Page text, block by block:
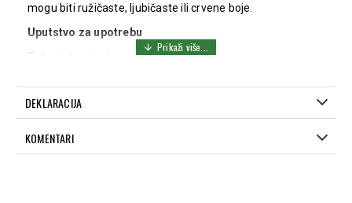
mogu biti ružičaste, ljubičaste ili crvene boje.
Uputstvo za upotrebu
mekim peškirom.
Ova rutina pomaže u očuvanju elastičnosti kože, čime
DEKLARACIJA
KOMENTARI